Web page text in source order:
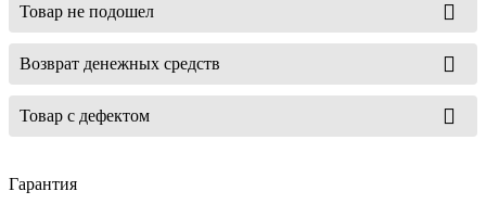
Товар не подошел
Возврат денежных средств
Товар с дефектом
Гарантия